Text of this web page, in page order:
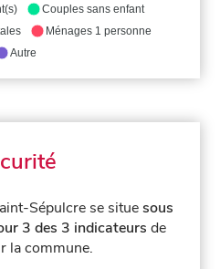
Couples sans enfant
Ménages 1 personne
Autre
Sépulcre se situesous
3 des 3 indicateurs de
la commune.